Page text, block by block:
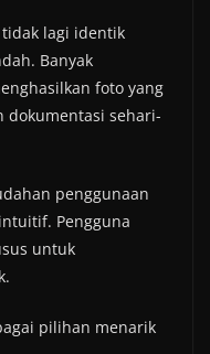
lagi identik
Banyak
foto yang
dokumentasi sehari-
penggunaan
Pengguna
untuk
pilihan menarik